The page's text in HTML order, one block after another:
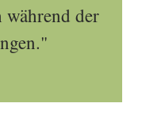
der